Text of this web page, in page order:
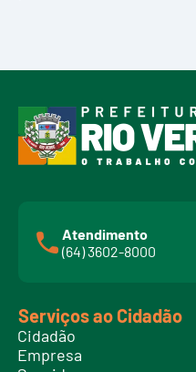
Atendimento
(64) 3602-8000
Serviços ao Cidadão
Cidadão
Empresa